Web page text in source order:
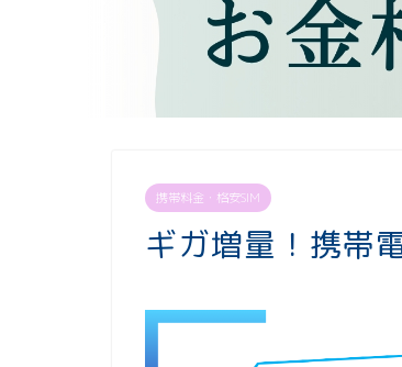
携帯料金・格安SIM
ギガ増量！携帯